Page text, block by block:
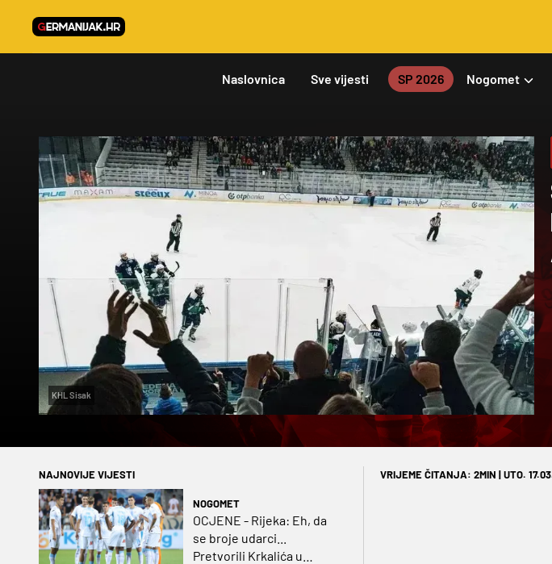
Naslovnica Sve vijesti SP 2026 Nogomet
KHL Sisak
NAJNOVIJE VIJESTI
NOGOMET
OCJENE - Rijeka: Eh, da
se broje udarci...
Pretvorili Krkalića u
VRIJEME ČITANJA: 2MIN | UTO.